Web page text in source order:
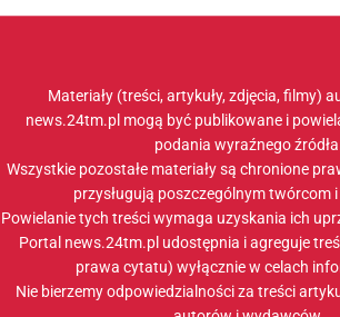
Materiały (treści, artykuły, zdjęcia, filmy)
news.24tm.pl mogą być publikowane i
podania wyraźnego
Wszystkie pozostałe materiały są chronione
przysługują poszczególnym twórcom
Powielanie tych treści wymaga uzyskania ich
Portal news.24tm.pl udostępnia i agreguje
prawa cytatu) wyłącznie w celach
Nie bierzemy odpowiedzialności za treści